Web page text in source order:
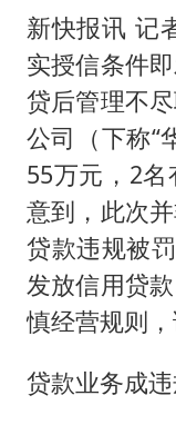
新快报讯 记
实授信条件
贷后管理不
公司（下称“
55万元，2
意到，此次
贷款违规被
发放信用贷
慎经营规则，
贷款业务成违